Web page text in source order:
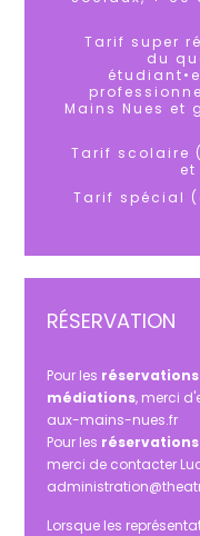
Tarif super
du
Mains Nues et
Tarif scolaire
Tarif spécial
RÉSERVATION
Pour les réservations
médiations, merci
aux-mains-nues.fr
Pour les
merci de contacter
Lorsque les